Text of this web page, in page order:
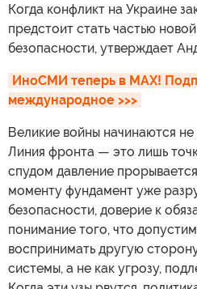
Когда конфликт на Украине
предстоит стать частью
безопасности, утверждает
ИноСМИ теперь в MAX!
международное >>>
Великие войны начинаются
Линия фронта — это лишь
спудом давление
моменту фундамент уже
безопасности, доверие к
понимание того, что
воспринимать другую
системы, а не как угрозу,